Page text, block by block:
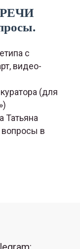
с
видео-
(для
Татьяна
вопросы в